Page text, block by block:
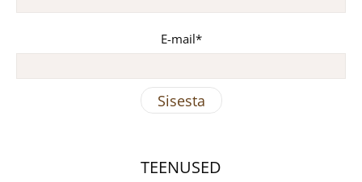
E-mail
TEENUSED